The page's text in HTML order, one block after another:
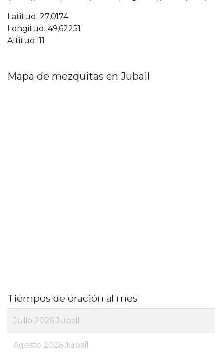
Latitud: 27,0174
Longitud: 49,62251
Altitud: 11
Mapa de mezquitas en Jubail
Tiempos de oración al mes
Julio 2026 Jubail
Agosto 2026 Jubail